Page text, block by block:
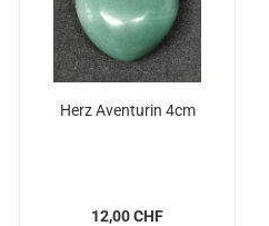
Herz Aventurin 4cm
12,00 CHF